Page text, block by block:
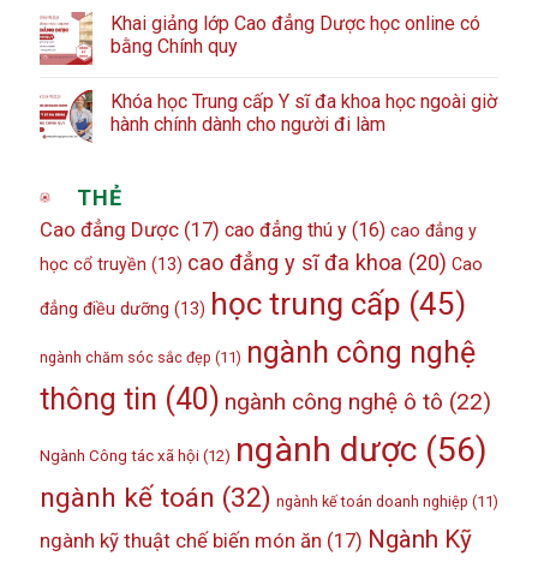
Khai giảng lớp Cao đẳng Dược học online có
bằng Chính quy
Khóa học Trung cấp Y sĩ đa khoa học ngoài giờ
hành chính dành cho người đi làm
THẺ
Cao đẳng Dược(17) cao đẳng thú y(16) cao đẳng y
học cổ truyền (13) cao đẳng y sĩ đa khoa (20) Cao
đẳng điều dưỡng (13) học trung cấp (45)
ngành chăm sóc sắc đẹp (11) ngành công nghệ
thông tin (40) ngành công nghệ ô tô (22)
Ngành Công tác xã hội(12) ngành dược(56)
ngành kế toán (32) ngành kế toán doanh nghiệp (11)
ngành kỹ thuật chế biến món ăn (17) Ngành Kỹ